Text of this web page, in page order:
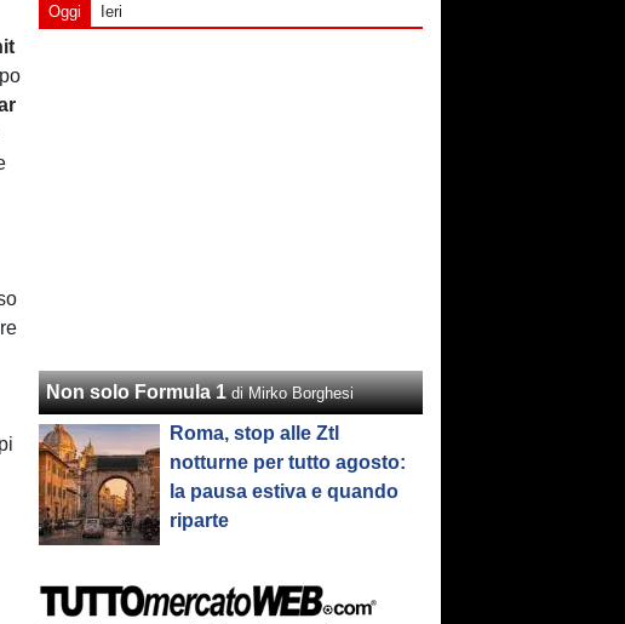
Oggi Ieri
Non solo Formula 1 di Mirko Borghesi
Roma, stop alle Ztl
notturne per tutto agosto:
la pausa estiva e quando
riparte